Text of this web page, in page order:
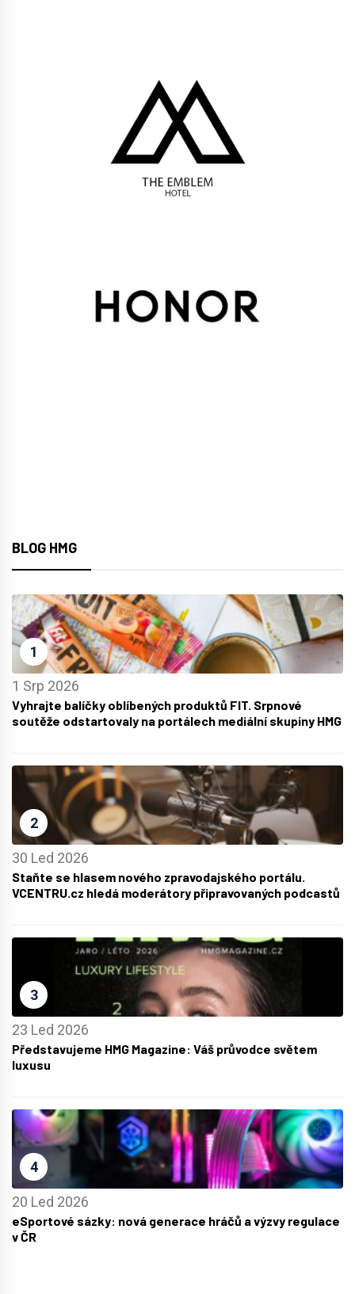
BLOG HMG
1
1 Srp 2026
Vyhrajte balíčky oblíbených produktů FIT. Srpnové
soutěže odstartovaly na portálech mediální skupiny HMG
2
30 Led 2026
Staňte se hlasem nového zpravodajského portálu.
VCENTRU.cz hledá moderátory připravovaných podcastů
3
23 Led 2026
Představujeme HMG Magazine: Váš průvodce světem
luxusu
4
20 Led 2026
eSportové sázky: nová generace hráčů a výzvy regulace
v ČR